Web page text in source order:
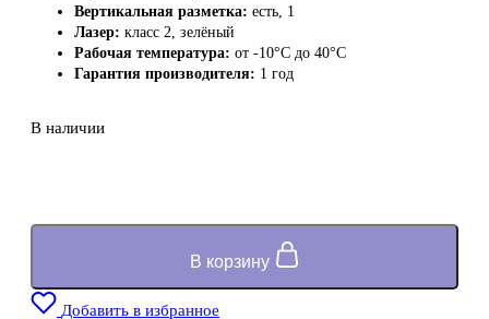
Вертикальная разметка: есть, 1
Лазер: класс 2, зелёный
Рабочая температура: от -10°C до 40°C
Гарантия производителя: 1 год
В наличии
В корзину
Добавить в избранное